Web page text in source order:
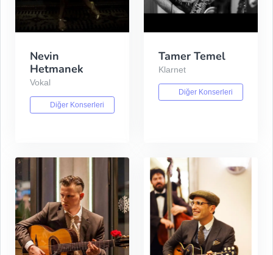
Nevin
Hetmanek
Vokal
Diğer Konserleri
Tamer Temel
Klarnet
Diğer Konserleri